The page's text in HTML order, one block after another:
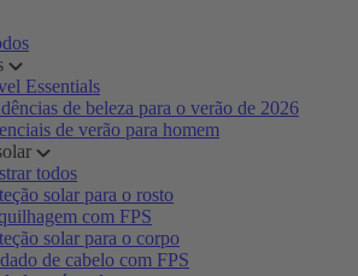
Essentials
de beleza para o verão de 2026
de verão para homem
todos
solar para o rosto
com FPS
solar para o corpo
de cabelo com FPS